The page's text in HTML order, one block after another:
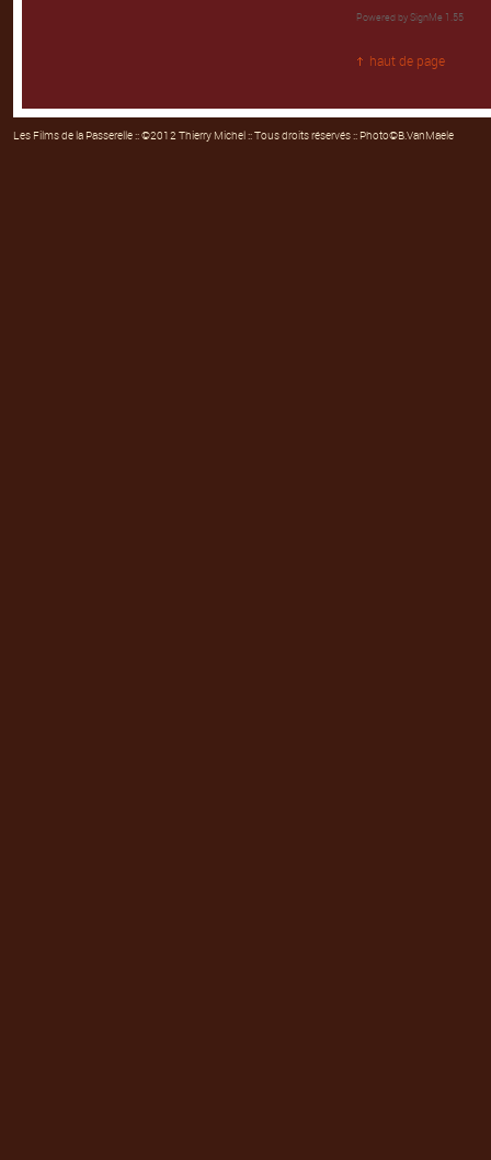
Powered by SignMe 1.55
haut de page
Les Films de la Passerelle:: ©2012 Thierry Michel :: Tous droits réservés :: Photo©B.VanMaele